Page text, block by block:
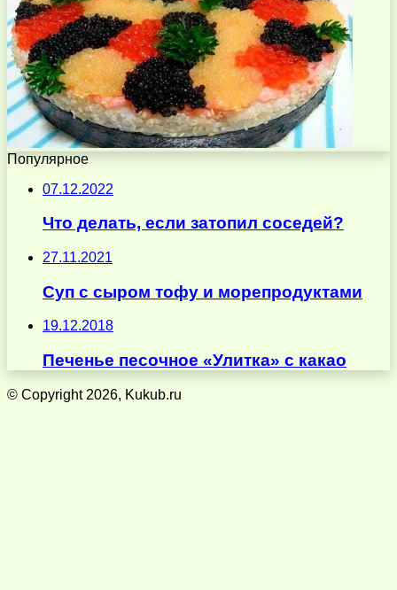
Популярное
07.12.2022
Что делать, если затопил соседей?
27.11.2021
Суп с сыром тофу и морепродуктами
19.12.2018
Печенье песочное «Улитка» с какао
© Copyright 2026, Kukub.ru